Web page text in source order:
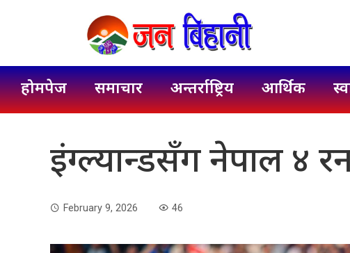
होमपेज समाचार अन्तर्राष्ट्रिय आर्थिक
इंग्ल्यान्डसँग नेपाल ४
February 9, 2026 46